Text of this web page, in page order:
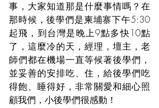
事，大家知道那是什麼事情嗎？在
那時候，後學們是柬埔寨下午5:30
起飛，到台灣是晚上9點多快10點
了，這麼冷的天，經理，壇主，老
師們都在機場一直等候著後學們，
並妥善的安排吃、住，給後學們吃
得飽、睡得好，非常關愛和細心照
顧我們，小後學們很感動！